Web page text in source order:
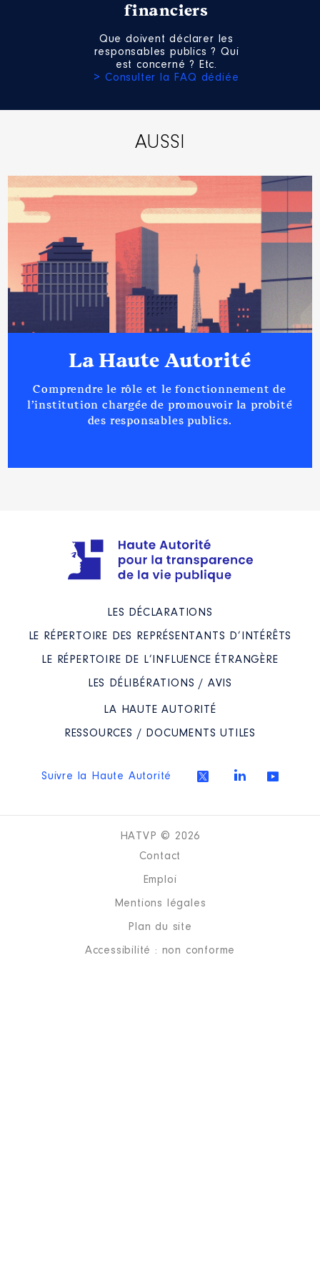
financiers
Que doivent déclarer les
responsables publics ? Qui
est concerné ? Etc.
> Consulter la FAQ dédiée
AUSSI
La Haute Autorité
Comprendre le rôle et le fonctionnement de
l’institution chargée de promouvoir la probité
des responsables publics.
LES DÉCLARATIONS
LE RÉPERTOIRE DES REPRÉSENTANTS D’INTÉRÊTS
LE RÉPERTOIRE DE L’INFLUENCE ÉTRANGÈRE
LES DÉLIBÉRATIONS / AVIS
LA HAUTE AUTORITÉ
RESSOURCES / DOCUMENTS UTILES
Suivre la Haute Autorité
HATVP © 2026
Contact
Emploi
Mentions légales
Plan du site
Accessibilité : non conforme